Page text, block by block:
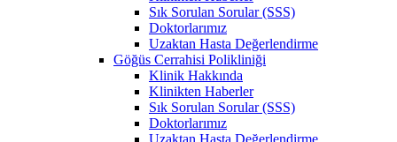
Sık Sorulan Sorular (SSS)
Doktorlarımız
Uzaktan Hasta Değerlendirme
Göğüs Cerrahisi Polikliniği
Klinik Hakkında
Klinikten Haberler
Sık Sorulan Sorular (SSS)
Doktorlarımız
Uzaktan Hasta Değerlendirme